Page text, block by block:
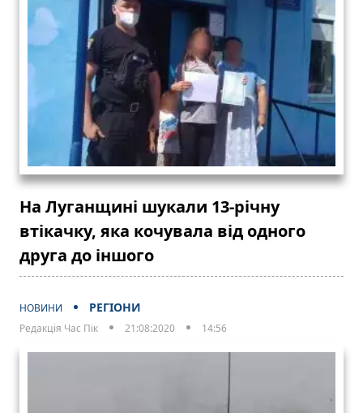
На Луганщині шукали 13-річну
втікачку, яка кочувала від одного
друга до іншого
НОВИНИ РЕГІОНИ
Редакція Час Пік 21:08:2020 14:56